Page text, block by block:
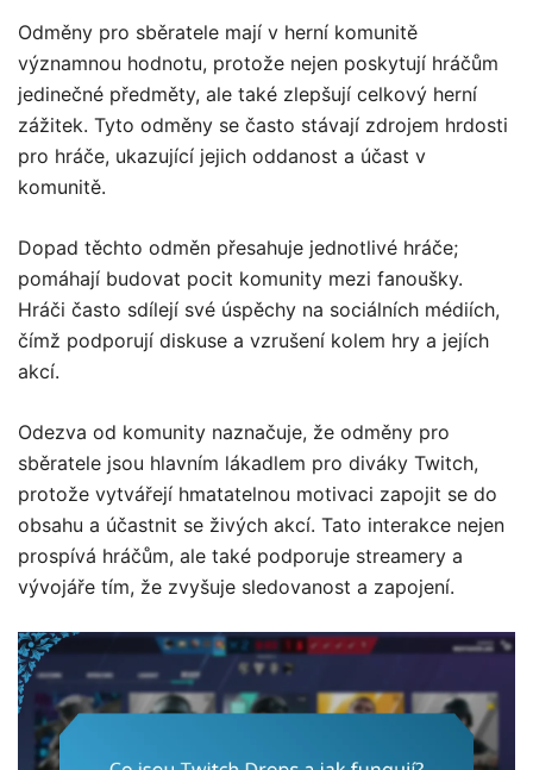
Odměny pro sběratele mají v herní komunitě
významnou hodnotu, protože nejen poskytují hráčům
jedinečné předměty, ale také zlepšují celkový herní
zážitek. Tyto odměny se často stávají zdrojem hrdosti
pro hráče, ukazující jejich oddanost a účast v
komunitě.
Dopad těchto odměn přesahuje jednotlivé hráče;
pomáhají budovat pocit komunity mezi fanoušky.
Hráči často sdílejí své úspěchy na sociálních médiích,
čímž podporují diskuse a vzrušení kolem hry a jejích
akcí.
Odezva od komunity naznačuje, že odměny pro
sběratele jsou hlavním lákadlem pro diváky Twitch,
protože vytvářejí hmatatelnou motivaci zapojit se do
obsahu a účastnit se živých akcí. Tato interakce nejen
prospívá hráčům, ale také podporuje streamery a
vývojáře tím, že zvyšuje sledovanost a zapojení.